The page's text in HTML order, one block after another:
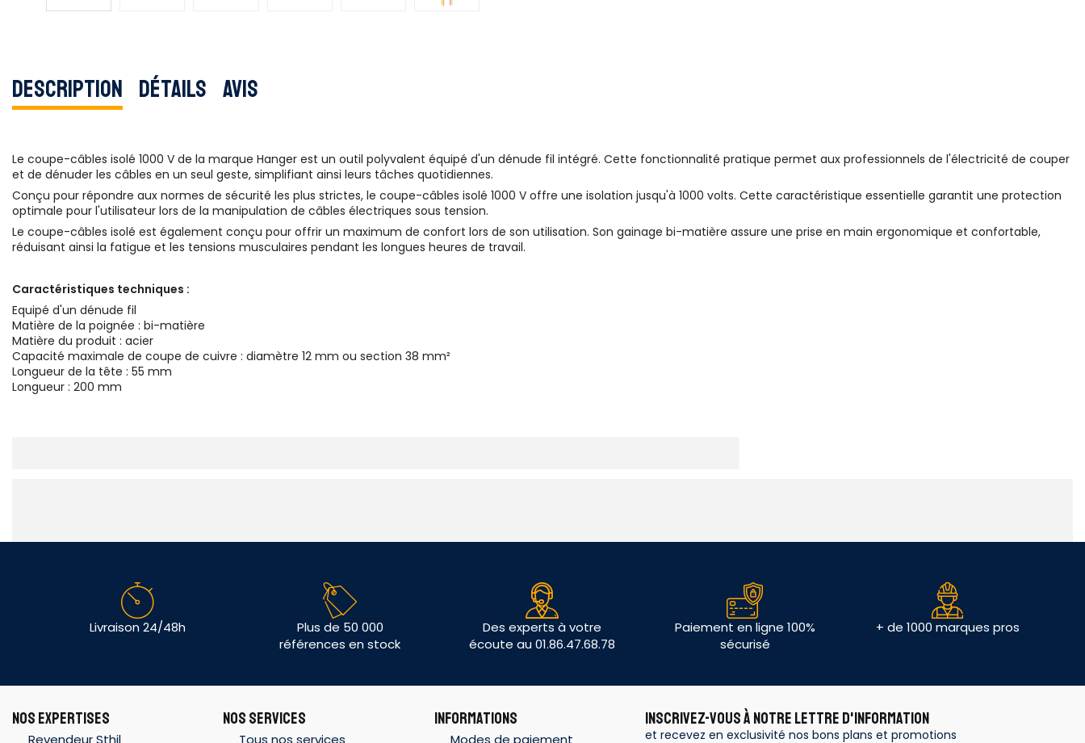
Description Détails Avis
Le coupe-câbles isolé 1000 V de la marque Hanger est un outil polyvalent équipé d'un dénude fil intégré. Cette fonctionnalité pratique permet aux professionnels de l'électricité de couper
et de dénuder les câbles en un seul geste, simplifiant ainsi leurs tâches quotidiennes.
Conçu pour répondre aux normes de sécurité les plus strictes, le coupe-câbles isolé 1000 V offre une isolation jusqu'à 1000 volts. Cette caractéristique essentielle garantit une protection
optimale pour l'utilisateur lors de la manipulation de câbles électriques sous tension.
Le coupe-câbles isolé est également conçu pour offrir un maximum de confort lors de son utilisation. Son gainage bi-matière assure une prise en main ergonomique et confortable,
réduisant ainsi la fatigue et les tensions musculaires pendant les longues heures de travail.
Caractéristiques techniques :
Equipé d'un dénude fil
Matière de la poignée : bi-matière
Matière du produit : acier
Capacité maximale de coupe de cuivre : diamètre 12 mm ou section 38 mm²
Longueur de la tête : 55 mm
Longueur : 200 mm
Livraison 24/48h
Plus de 50 000
références en stock
Des experts à votre
écoute au 01.86.47.68.78
Paiement en ligne 100%
sécurisé
+ de 1000 marques pros
NOS EXPERTISES
Revendeur Sthil
NOS SERVICES
Tous nos services
INFORMATIONS
Modes de paiement
INSCRIVEZ-VOUS À NOTRE LETTRE D'INFORMATION
et recevez en exclusivité nos bons plans et promotions